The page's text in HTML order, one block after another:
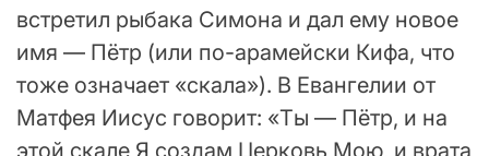
встретил рыбака Симона и дал ему новое
имя — Пётр (или по-арамейски Кифа, что
тоже означает «скала»). В Евангелии от
Матфея Иисус говорит: «Ты — Пётр, и на
этой скале Я создам Церковь Мою, и врата